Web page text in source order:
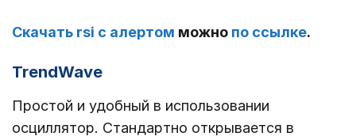
Скачать rsi с алертом можно по ссылке.
TrendWave
Простой и удобный в использовании
осциллятор. Стандартно открывается в